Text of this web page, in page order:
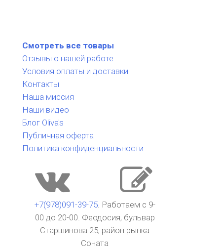
Смотреть все товары
Отзывы о нашей работе
Условия оплаты и доставки
Контакты
Наша миссия
Наши видео
Блог Oliva's
Публичная оферта
Политика конфиденциальности
+7(978)091-39-75. Работаем с 9-
00 до 20-00. Феодосия, бульвар
Старшинова 25, район рынка
Соната